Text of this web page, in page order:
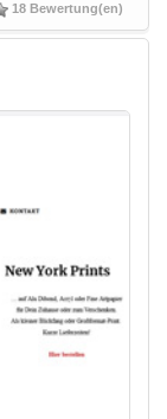
18 Bewertung(en)